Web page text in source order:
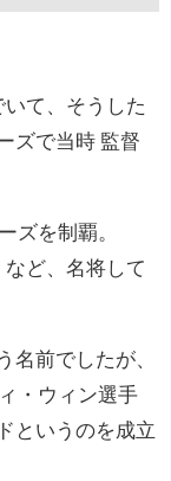
て、そうした
ズで当時 監督
ズを制覇。
ど、名将して
名前でしたが、
・ウィン選手
というのを成立